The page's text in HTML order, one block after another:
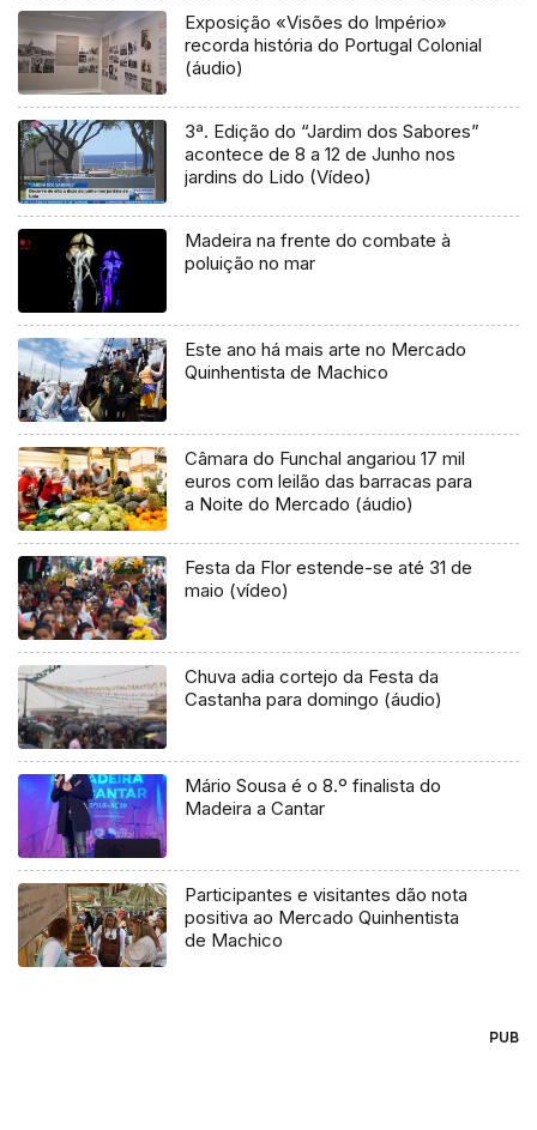
Exposição «Visões do Império»
recorda história do Portugal Colonial
(áudio)
3ª. Edição do “Jardim dos Sabores”
acontece de 8 a 12 de Junho nos
jardins do Lido (Vídeo)
Madeira na frente do combate à
poluição no mar
Este ano há mais arte no Mercado
Quinhentista de Machico
Câmara do Funchal angariou 17 mil
euros com leilão das barracas para
a Noite do Mercado (áudio)
Festa da Flor estende-se até 31 de
maio (vídeo)
Chuva adia cortejo da Festa da
Castanha para domingo (áudio)
Mário Sousa é o 8.º finalista do
Madeira a Cantar
Participantes e visitantes dão nota
positiva ao Mercado Quinhentista
de Machico
PUB